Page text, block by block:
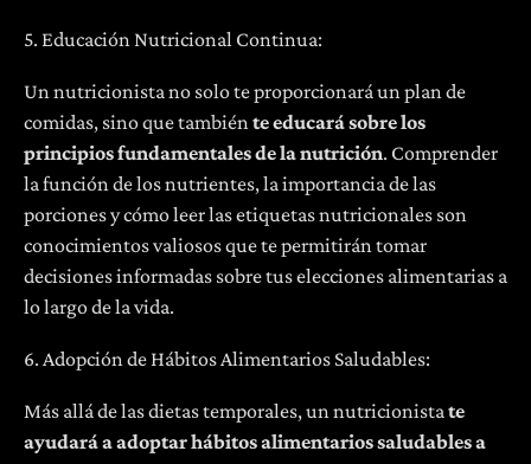
5. Educación Nutricional Continua:
Un nutricionista no solo te proporcionará un plan de
comidas, sino que tambiénte educará sobre los
principios fundamentales de la nutrición. Comprender
la función de los nutrientes, la importancia de las
porciones y cómo leer las etiquetas nutricionales son
conocimientos valiosos que te permitirán tomar
decisiones informadas sobre tus elecciones alimentarias a
lo largo de la vida.
6. Adopción de Hábitos Alimentarios Saludables:
Más allá de las dietas temporales, un nutricionistate
ayudará a adoptar hábitos alimentarios saludables a